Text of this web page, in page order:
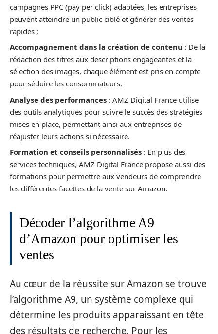
campagnes PPC (pay per click) adaptées, les entreprises
peuvent atteindre un public ciblé et générer des ventes
rapides ;
Accompagnement dans la création de contenu : De la
rédaction des titres aux descriptions engageantes et la
sélection des images, chaque élément est pris en compte
pour séduire les consommateurs.
Analyse des performances : AMZ Digital France utilise
des outils analytiques pour suivre le succès des stratégies
mises en place, permettant ainsi aux entreprises de
réajuster leurs actions si nécessaire.
Formation et conseils personnalisés : En plus des
services techniques, AMZ Digital France propose aussi des
formations pour permettre aux vendeurs de comprendre
les différentes facettes de la vente sur Amazon.
Décoder l’algorithme A9
d’Amazon pour optimiser les
ventes
Au cœur de la réussite sur Amazon se trouve
l’algorithme A9, un système complexe qui
détermine les produits apparaissant en tête
des résultats de recherche. Pour les